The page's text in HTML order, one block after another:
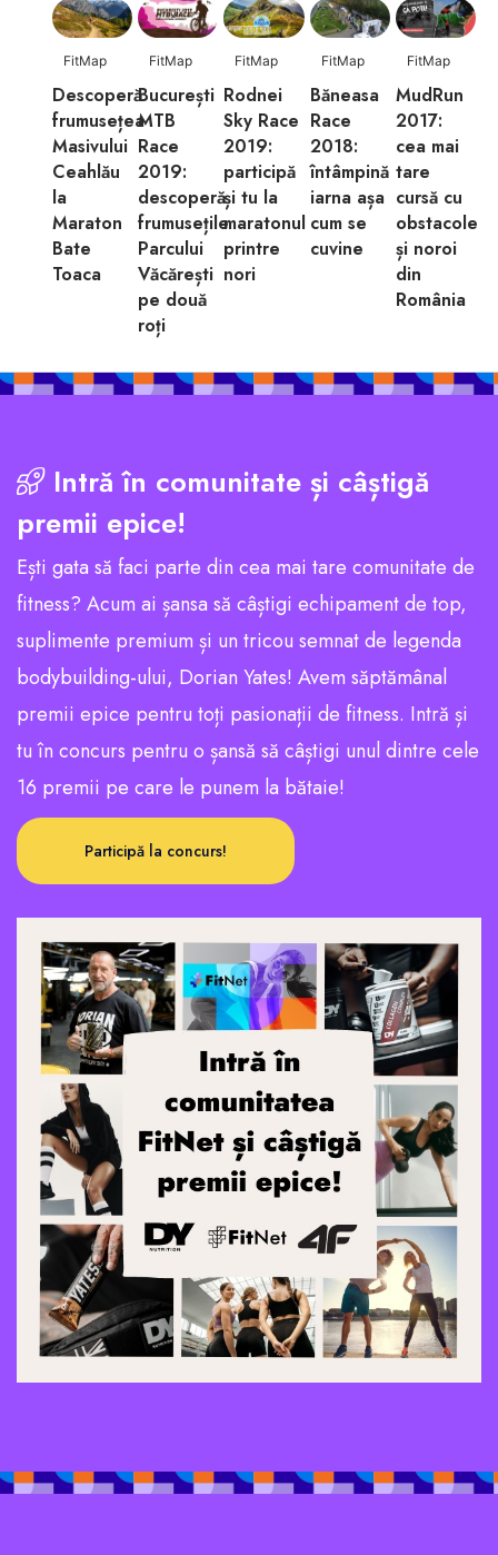
FitMap
Descoperă
frumusețea
Masivului
Ceahlău
la
Maraton
Bate
Toaca
FitMap
București
MTB
Race
2019:
descoperă
frumusețile
Parcului
Văcărești
pe două
roți
FitMap
Rodnei
Sky Race
2019:
participă
și tu la
maratonul
printre
nori
FitMap
Băneasa
Race
2018:
întâmpină
iarna așa
cum se
cuvine
FitMap
MudRun
2017:
cea mai
tare
cursă cu
obstacole
și noroi
din
România
Intră în comunitate și câștigă
premii epice!
Ești gata să faci parte din cea mai tare comunitate de
fitness? Acum ai șansa să câștigi echipament de top,
suplimente premium și un tricou semnat de legenda
bodybuilding-ului, Dorian Yates! Avem săptămânal
premii epice pentru toți pasionații de fitness. Intră și
tu în concurs pentru o șansă să câștigi unul dintre cele
16 premii pe care le punem la bătaie!
Participă la concurs!